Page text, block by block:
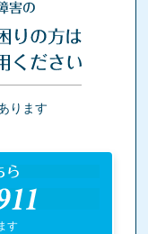
害の
りの方は
ください
ります
す